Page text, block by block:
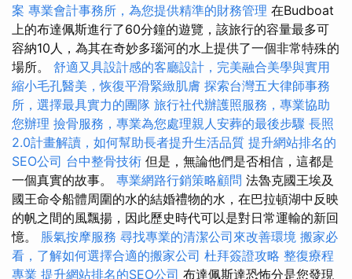
案 專業會計事務所，為您提供精準的財務管理 在Budboat
上的布達佩斯進行了60分鐘的遊覽，該旅行的容量最多可
容納10人，為其在奇妙多瑙河的水上提供了一個非常特殊的
場所。 舒適又具設計感的客廳設計，完美融合美學與實用
縮小毛孔醫美，恢復平滑緊緻肌膚 探索台灣五大律師事務
所，選擇最具實力的團隊 旅行社代辦護照服務，專業協助
您辦理 撿骨服務，專業為您處理親人安葬的最後步驟 長照
2.0計畫解讀，如何幫助長者提升生活品質 提升網站排名的
SEO公司 台中整骨技術 但是，無論他們是否相信，這都是
一個真實的故事。 專業網路行銷策略顧問 法魯克國王埃及
國王命令船體周圍的水的結婚禮物的水，在巴拉頓湖中反映
的帆之間的風飄揚，因此歷史時代可以是對日常運輸的新回
憶。 脹氣按摩服務 尋找專業的清潔公司來改善環境 搬家必
看，了解如何選擇合適的搬家公司 杜拜簽證攻略 整復療程
專業 提升網站排名的SEO公司 布達佩斯達恐怖分是您發現